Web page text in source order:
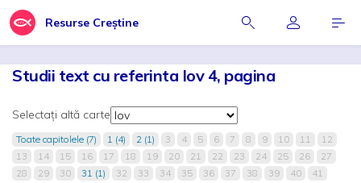
Resurse Creștine
Studii text cu referinta Iov 4, pagina
Selectați altă carte
Toate capitolele (7) 1 (4) 2 (1) 3 4 5 6 7 8 9 10 11
12
13
14 15 16 17 18 19 20 21 22 23 24 25 26
27
28
29 30 31 (1) 32 33 34 35 36 37 38 39 40
41